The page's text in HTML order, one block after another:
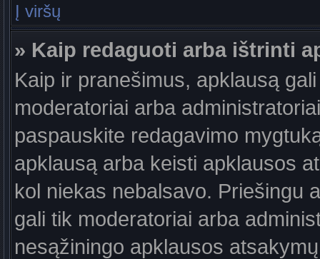
Į viršų
» Kaip redaguoti arba ištrinti
Kaip ir pranešimus, apklausą
moderatoriai arba
paspauskite redagavimo
apklausą arba keisti apklausos
kol niekas nebalsavo. Priešingu
gali tik moderatoriai arba
nesąžiningo apklausos